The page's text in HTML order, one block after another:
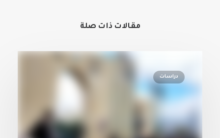
مقالات ذات صلة
دراسات